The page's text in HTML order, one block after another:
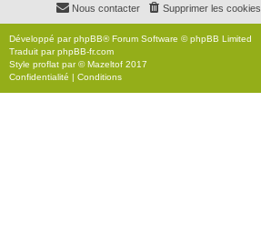
Supprimer les cookies
Nous contacter
Développé parphpBB® Forum Software © phpBB Limited
Traduit parphpBB-fr.com
Style proflat par ©Mazeltof 2017
Confidentialité | Conditions